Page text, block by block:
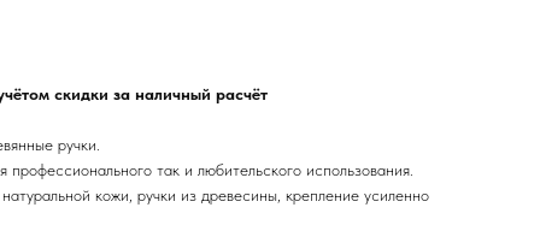
скидки за наличный расчёт
ручки.
профессионального так и любительского использования.
кожи, ручки из древесины, крепление усиленно